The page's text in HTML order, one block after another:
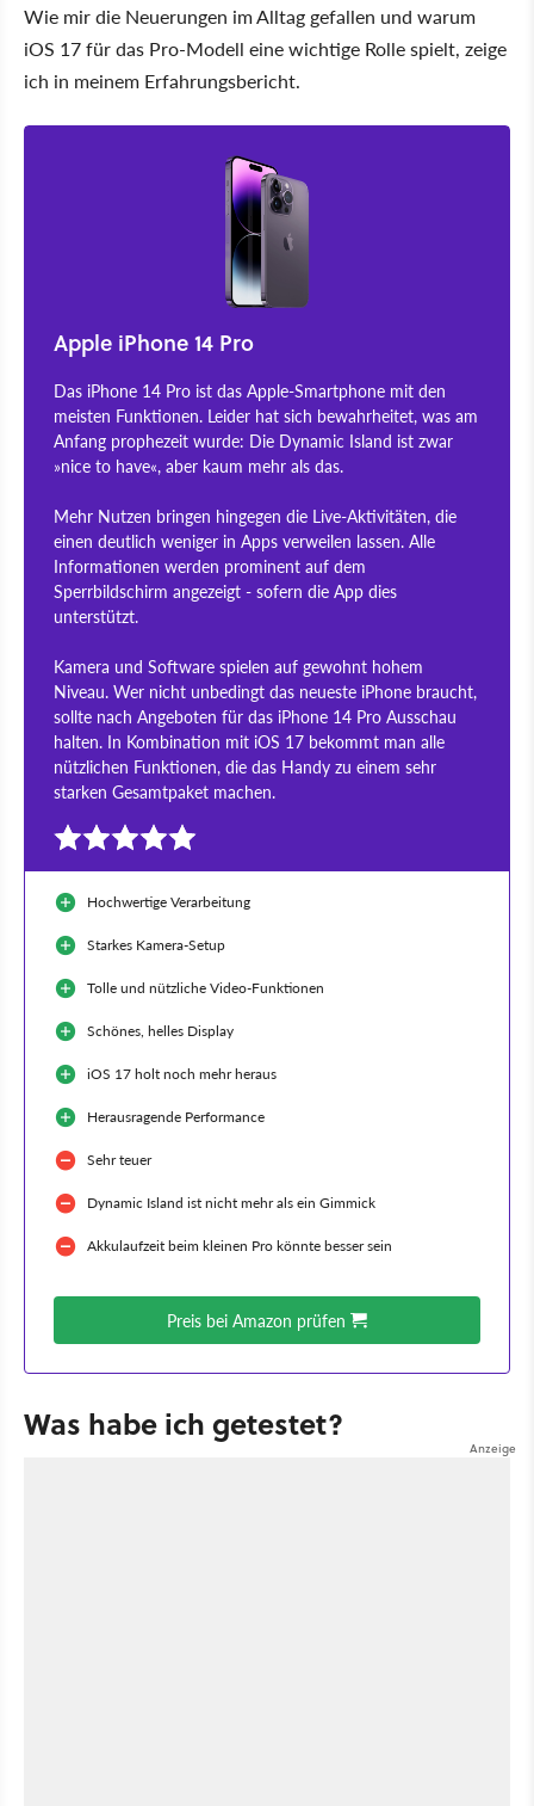
Wie mir die Neuerungen im Alltag gefallen und warum
iOS 17 für das Pro-Modell eine wichtige Rolle spielt, zeige
ich in meinem Erfahrungsbericht.
Apple iPhone 14 Pro
Das iPhone 14 Pro ist das Apple-Smartphone mit den
meisten Funktionen. Leider hat sich bewahrheitet, was am
Anfang prophezeit wurde: Die Dynamic Island ist zwar
»nice to have«, aber kaum mehr als das.
Mehr Nutzen bringen hingegen die Live-Aktivitäten, die
einen deutlich weniger in Apps verweilen lassen. Alle
Informationen werden prominent auf dem
Sperrbildschirm angezeigt - sofern die App dies
unterstützt.
Kamera und Software spielen auf gewohnt hohem
Niveau. Wer nicht unbedingt das neueste iPhone braucht,
sollte nach Angeboten für das iPhone 14 Pro Ausschau
halten. In Kombination mit iOS 17 bekommt man alle
nützlichen Funktionen, die das Handy zu einem sehr
starken Gesamtpaket machen.
Hochwertige Verarbeitung
Starkes Kamera-Setup
Tolle und nützliche Video-Funktionen
Schönes, helles Display
iOS 17 holt noch mehr heraus
Herausragende Performance
Sehr teuer
Dynamic Island ist nicht mehr als ein Gimmick
Akkulaufzeit beim kleinen Pro könnte besser sein
Preis bei Amazon prüfen
Was habe ich getestet?